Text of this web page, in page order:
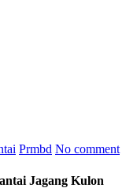
Prmbd No comment
Jagang Kulon